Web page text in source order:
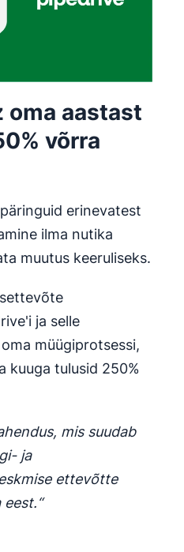
oma aastast
võrra
erinevatest
ilma nutika
muutus keeruliseks.
ja selle
müügiprotsessi,
kuuga tulusid 250%
mis suudab
ja
ettevõtte